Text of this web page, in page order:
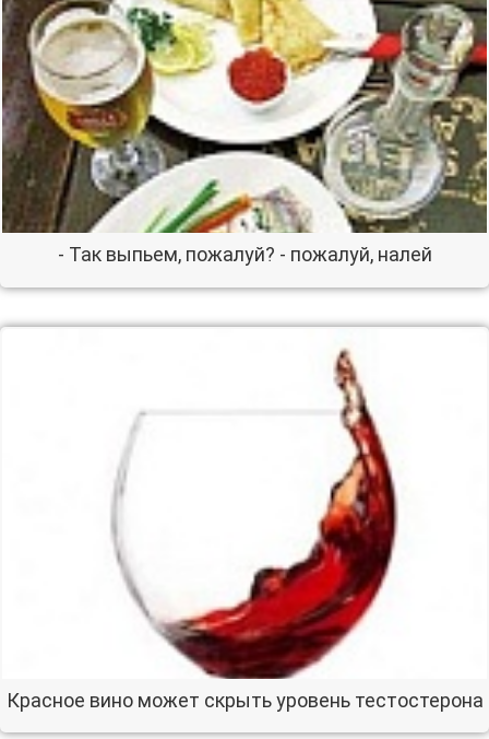
- Так выпьем, пожалуй? - пожалуй, налей
Красное вино может скрыть уровень тестостерона